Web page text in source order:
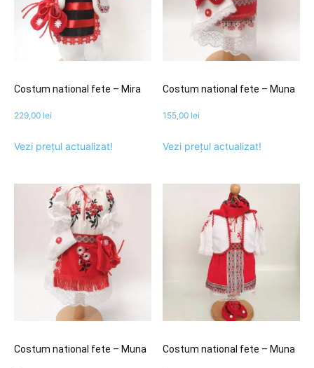
Costum national fete – Mira
229,00 lei
Vezi prețul actualizat!
Costum national fete – Muna
155,00 lei
Vezi prețul actualizat!
Costum national fete – Muna Costum national fete – Muna